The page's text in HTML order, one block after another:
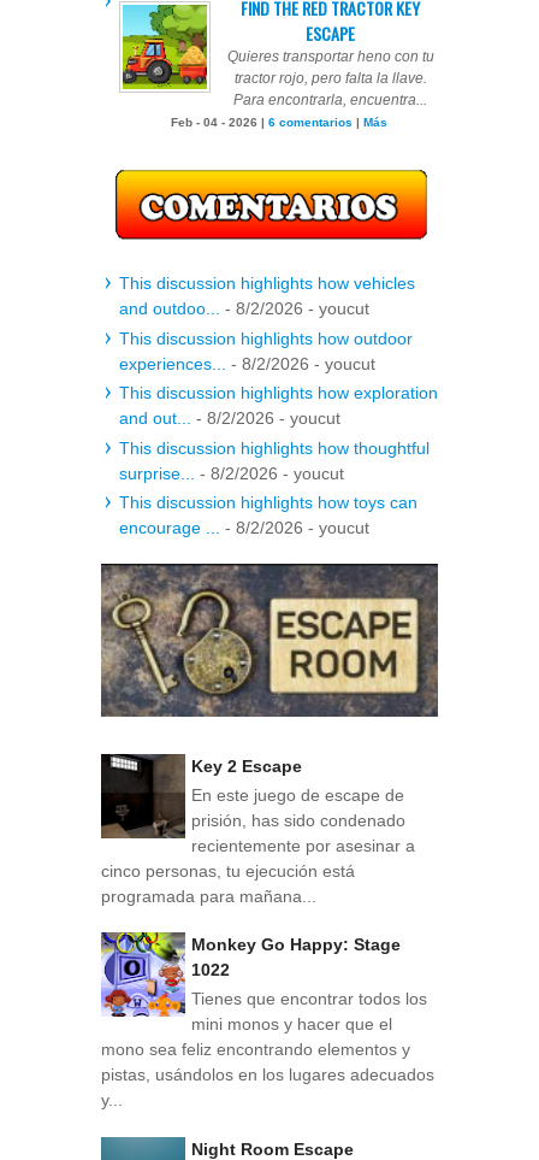
FIND THE RED TRACTOR KEY
ESCAPE
Quieres transportar heno con tu
tractor rojo, pero falta la llave.
Para encontrarla, encuentra...
Feb - 04 - 2026 | 6 comentarios | Más
This discussion highlights how vehicles
and outdoo...
- 8/2/2026 - youcut
This discussion highlights how outdoor
experiences...
- 8/2/2026 - youcut
This discussion highlights how exploration
and out...
- 8/2/2026 - youcut
This discussion highlights how thoughtful
surprise...
- 8/2/2026 - youcut
This discussion highlights how toys can
encourage ...
- 8/2/2026 - youcut
Key 2 Escape
En este juego de escape de
prisión, has sido condenado
recientemente por asesinar a
cinco personas, tu ejecución está
programada para mañana...
Monkey Go Happy: Stage
1022
Tienes que encontrar todos los
mini monos y hacer que el
mono sea feliz encontrando elementos y
pistas, usándolos en los lugares adecuados
y...
Night Room Escape